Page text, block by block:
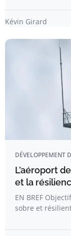
Kévin Girard
DÉVELOPPEMENT
L’aéroport
et la
EN BREF
sobre et